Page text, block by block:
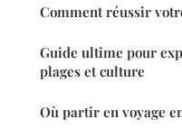
Comment réussir
Guide ultime pour
plages et culture
Où partir en voyage